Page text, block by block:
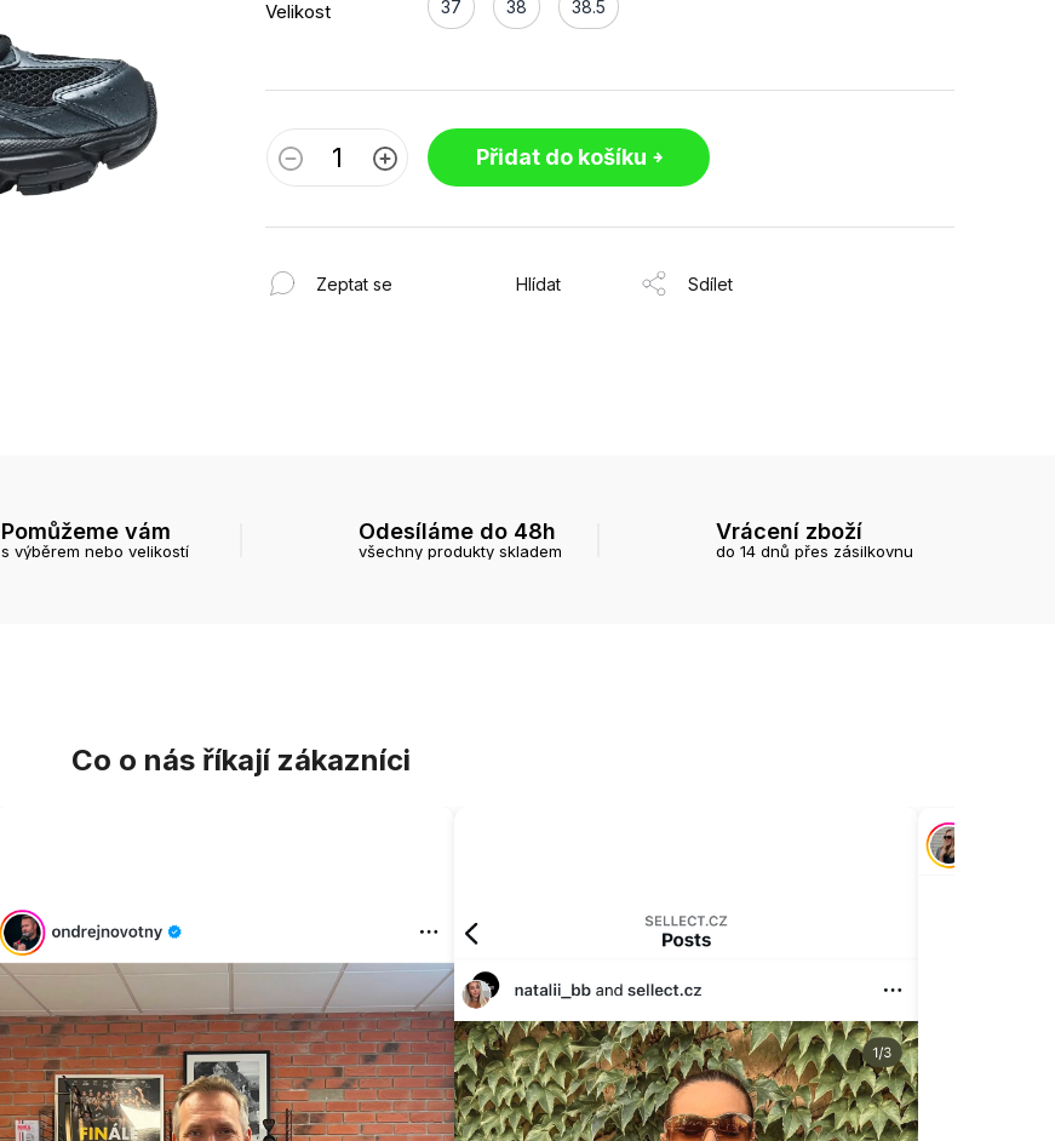
Velikost 37 38 38.5
Přidat do košíku
Zeptat se Hlídat Sdílet
Pomůžeme vám
s výběrem nebo velikostí
Odesíláme do 48h
všechny produkty skladem
Vrácení zboží
do 14 dnů přes zásilkovnu
Co o nás říkají zákazníci